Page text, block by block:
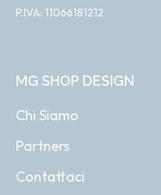
P.IVA: 11066181212
MG SHOP DESIGN
Chi Siamo
Partners
Contattaci